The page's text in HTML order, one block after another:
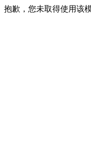
抱歉，您未取得使用该